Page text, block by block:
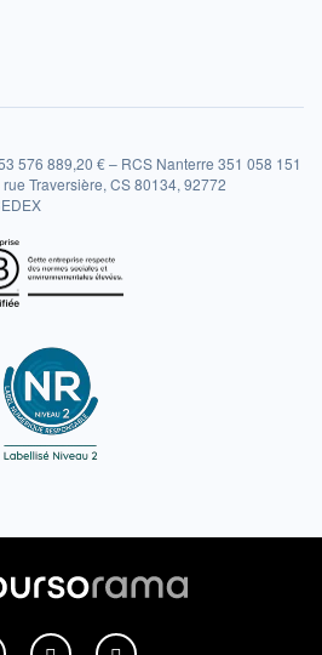
576 889,20 € – RCS Nanterre 351 058 151
Traversière, CS 80134, 92772